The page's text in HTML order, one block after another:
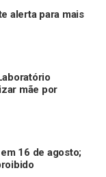
alerta para mais
mãe por
16 de agosto;